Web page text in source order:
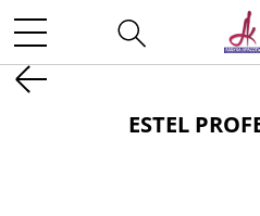
ESTEL